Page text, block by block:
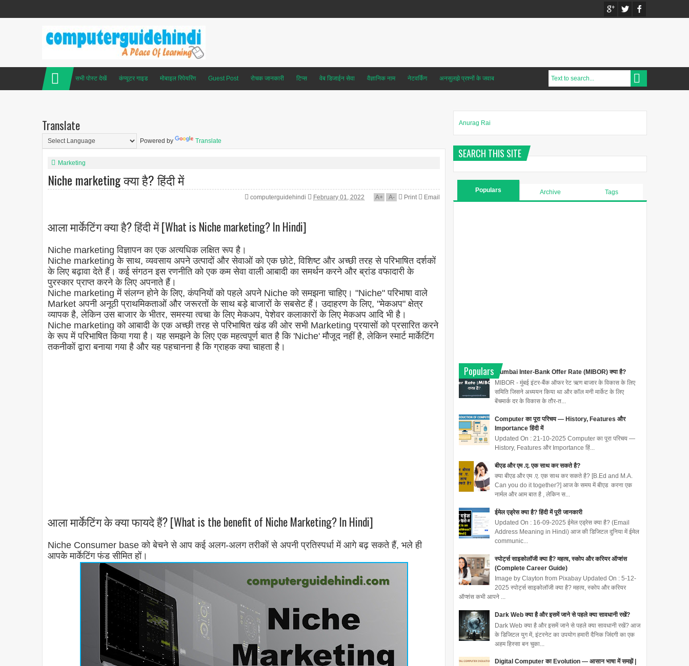
सभी पोस्ट देखें कंप्यूटर गाइड मोबाइल रिपेयरिंग Guest Post रोचक जानकारी टिप्स वेब डिजाईन सेवा वैज्ञानिक नाम नेटवर्किंग अनसुलझे प्रश्नों के जवाब
Translate
Powered by Translate
Marketing
Niche marketing क्या है? हिंदी में
computerguidehindi February 01, 2022 A+ A- Print Email
आला मार्केटिंग क्या है? हिंदी में [What is Niche marketing? In Hindi]
Niche marketing विज्ञापन का एक अत्यधिक लक्षित रूप है।
Niche marketing के साथ, व्यवसाय अपने उत्पादों और सेवाओं को एक छोटे, विशिष्ट और अच्छी तरह से परिभाषित दर्शकों
के लिए बढ़ावा देते हैं। कई संगठन इस रणनीति को एक कम सेवा वाली आबादी का समर्थन करने और ब्रांड वफादारी के
पुरस्कार प्राप्त करने के लिए अपनाते हैं।
Niche marketing में संलग्न होने के लिए, कंपनियों को पहले अपने Niche को समझना चाहिए। "Niche" परिभाषा वाले
Market अपनी अनूठी प्राथमिकताओं और जरूरतों के साथ बड़े बाजारों के सबसेट हैं। उदाहरण के लिए, "मेकअप" क्षेत्र
व्यापक है, लेकिन उस बाजार के भीतर, समस्या त्वचा के लिए मेकअप, पेशेवर कलाकारों के लिए मेकअप आदि भी है।
Niche marketing को आबादी के एक अच्छी तरह से परिभाषित खंड की ओर सभी Marketing प्रयासों को प्रसारित करने
के रूप में परिभाषित किया गया है। यह समझने के लिए एक महत्वपूर्ण बात है कि 'Niche' मौजूद नहीं है, लेकिन स्मार्ट मार्केटिंग
तकनीकों द्वारा बनाया गया है और यह पहचानना है कि ग्राहक क्या चाहता है।
आला मार्केटिंग के क्या फायदे हैं? [What is the benefit of Niche Marketing? In Hindi]
Niche Consumer base को बेचने से आप कई अलग-अलग तरीकों से अपनी प्रतिस्पर्धा में आगे बढ़ सकते हैं, भले ही
आपके मार्केटिंग फंड सीमित हों।
Anurag Rai
SEARCH THIS SITE
Populars Archive Tags
Populars
Mumbai Inter-Bank Offer Rate (MIBOR) क्या है?
MIBOR - मुंबई इंटर-बैंक ऑफर रेट ऋण बाजार के विकास के लिए
समिति जिसने अध्ययन किया था और कॉल मनी मार्केट के लिए
बेंचमार्क दर के विकास के तौर-त...
Computer का पूरा परिचय — History, Features और
Importance हिंदी में
Updated On : 21-10-2025 Computer का पूरा परिचय —
History, Features और Importance हिं...
बीएड और एम .ए. एक साथ कर सकते है?
क्या बीएड और एम .ए. एक साथ कर सकते है? [B.Ed and M.A.
Can you do it together?] आज के समय में बीएड करना एक
नार्मल और आम बात है , लेकिन स...
ईमेल एड्रेस क्या है? हिंदी में पूरी जानकारी
Updated On : 16-09-2025 ईमेल एड्रेस क्या है? (Email
Address Meaning in Hindi) आज की डिजिटल दुनिया में ईमेल
communic...
स्पोर्ट्स साइकोलॉजी क्या है? महत्व, स्कोप और करियर ऑप्शंस
(Complete Career Guide)
Image by Clayton from Pixabay Updated On : 5-12-
2025 स्पोर्ट्स साइकोलॉजी क्या है? महत्व, स्कोप और करियर
ऑप्शंस कभी आपने ...
Dark Web क्या है और इसमें जाने से पहले क्या सावधानी रखें?
Dark Web क्या है और इसमें जाने से पहले क्या सावधानी रखें? आज
के डिजिटल युग में, इंटरनेट का उपयोग हमारी दैनिक जिंदगी का एक
अहम हिस्सा बन चुका...
Digital Computer का Evolution — आसान भाषा में समझें |